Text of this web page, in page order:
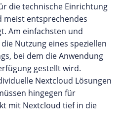
die technische Einrichtung
meist entsprechendes
Am einfachsten und
Nutzung eines speziellen
bei dem die Anwendung
gestellt wird.
Nextcloud Lösungen
hingegen für
mit Nextcloud tief in die